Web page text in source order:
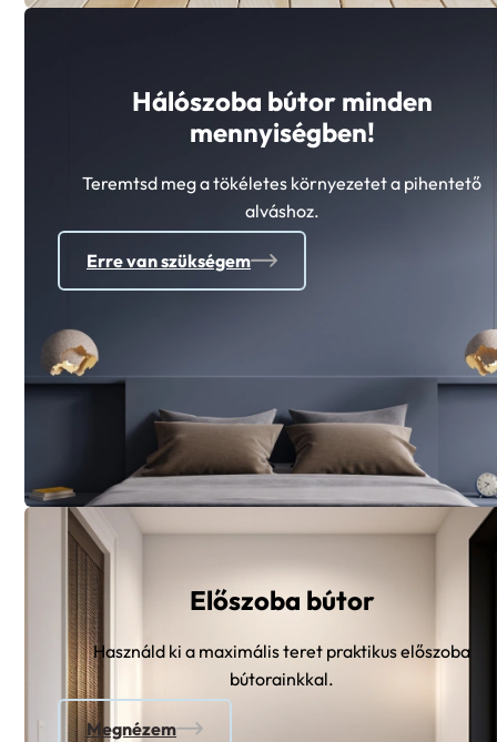
Hálószoba bútor minden
mennyiségben!
Teremtsd meg a tökéletes környezetet a pihentető
alváshoz.
Erre van szükségem
Előszoba bútor
Használd ki a maximális teret praktikus előszoba
bútorainkkal.
Megnézem